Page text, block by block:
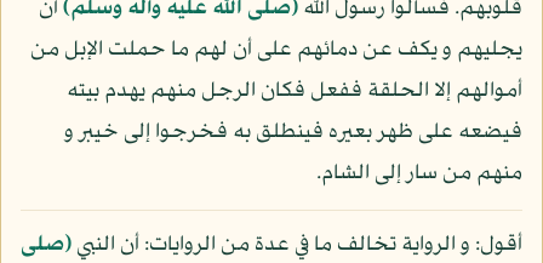
قلوبهم. فسألوا رسول الله(صلى الله عليه وآله وسلم)أن
يجليهم و يكف عن دمائهم على أن لهم ما حملت الإبل من
أموالهم إلا الحلقة ففعل فكان الرجل منهم يهدم بيته
فيضعه على ظهر بعيره فينطلق به فخرجوا إلى خيبر و
منهم من سار إلى الشام.
أقول: و الرواية تخالف ما في عدة من الروايات: أن النبي(صلى